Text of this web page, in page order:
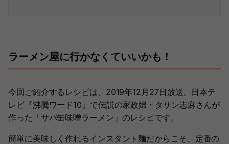
ラーメン屋に行かなくていいかも！
今回ご紹介するレシピは、2019年12月27日放送、日本テ
レビ『沸騰ワード10』で伝説の家政婦・タサン志麻さんが
作った「サバ缶味噌ラーメン」のレシピです。
簡単に美味しく作れるインスタント麺だからこそ、定番の